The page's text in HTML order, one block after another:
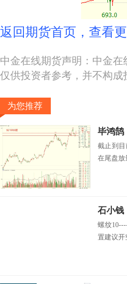
返回期货首页，查看
中金在线期货声明：中金
仅供投资者参考，并不构
为您推荐
毕鸿鹄
截止到
在尾盘放
石小钱
螺纹
置建议开